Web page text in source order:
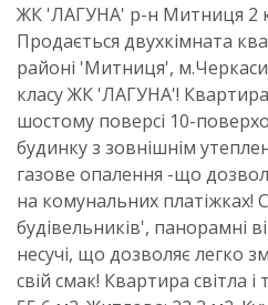
ЖК 'ЛАГУНА' р-н Митниця 2
Продається двухкімната
районі 'Митниця',
класу ЖК 'ЛАГУНА'!
шостому поверсі 10-
будинку з зовнішнім
газове опалення -що
на комунальних платіжках!
будівельників', панорамні
несучі, що дозволяє легко
свій смак! Квартира світла